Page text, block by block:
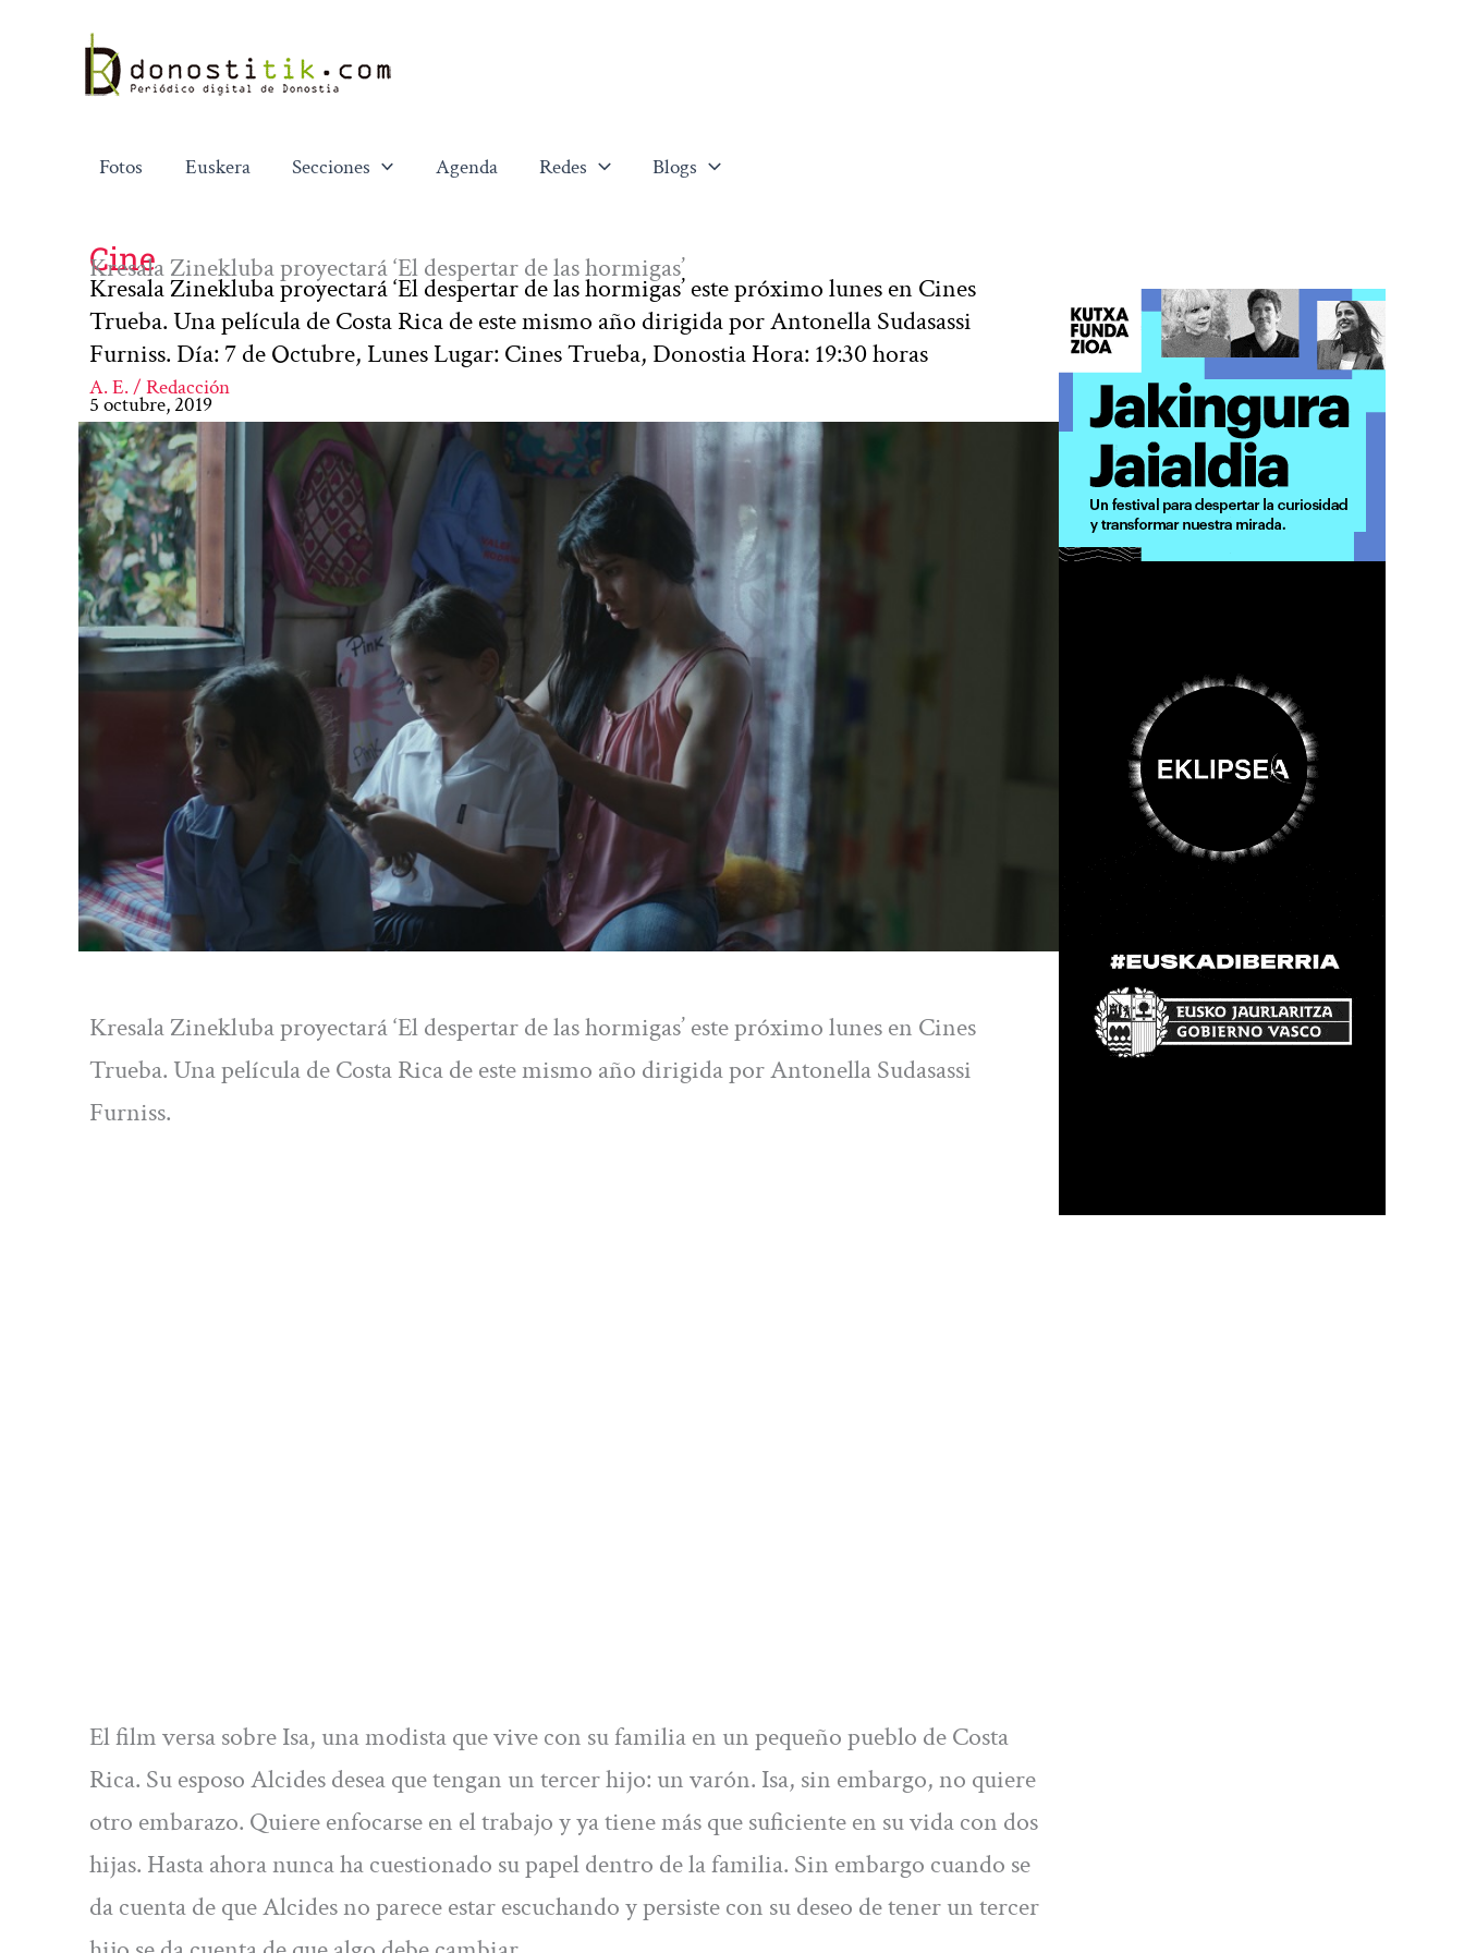
contenido
Fotos Euskera Secciones Agenda Redes Blogs
Cine
Kresala Zinekluba proyectará ‘El despertar de las hormigas’
Kresala Zinekluba proyectará ‘El despertar de las hormigas’ este próximo lunes en Cines
Trueba. Una película de Costa Rica de este mismo año dirigida por Antonella Sudasassi
Furniss. Día: 7 de Octubre, Lunes Lugar: Cines Trueba, Donostia Hora: 19:30 horas
A. E. / Redacción
5 octubre, 2019
Kresala Zinekluba proyectará ‘El despertar de las hormigas’ este próximo lunes en Cines
Trueba. Una película de Costa Rica de este mismo año dirigida por Antonella Sudasassi
Furniss.
El film versa sobre Isa, una modista que vive con su familia en un pequeño pueblo de Costa
Rica. Su esposo Alcides desea que tengan un tercer hijo: un varón. Isa, sin embargo, no quiere
otro embarazo. Quiere enfocarse en el trabajo y ya tiene más que suficiente en su vida con dos
hijas. Hasta ahora nunca ha cuestionado su papel dentro de la familia. Sin embargo cuando se
da cuenta de que Alcides no parece estar escuchando y persiste con su deseo de tener un tercer